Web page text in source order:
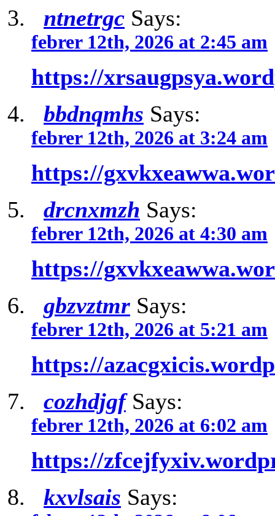
ntnetrgc Says:
febrer 12th, 2026 at 2:45 am
https://
bbdnqmhs Says:
febrer 12th, 2026 at 3:24 am
https://
drcnxmzh Says:
febrer 12th, 2026 at 4:30 am
https://
gbzvztmr Says:
febrer 12th, 2026 at 5:21 am
https://
cozhdjgfSays:
febrer 12th, 2026 at 6:02 am
https://
kxvlsais Says: